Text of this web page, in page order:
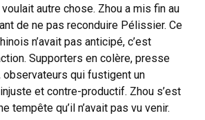
voulait autre chose. Zhou a mis fin au
de ne pas reconduire Pélissier. Ce
n’avait pas anticipé, c’est
Supporters en colère, presse
observateurs qui fustigent un
et contre-productif. Zhou s’est
tempête qu’il n’avait pas vu venir.